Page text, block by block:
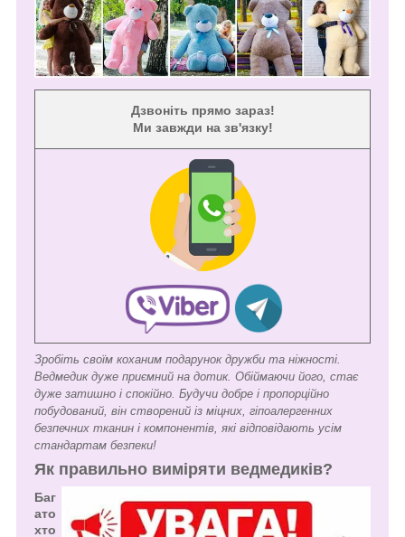
Дзвоніть прямо зараз!
Ми завжди на зв'язку!
Зробіть своїм коханим подарунок дружби та ніжності.
Ведмедик дуже приємний на дотик. Обіймаючи його, стає
дуже затишно і спокійно. Будучи добре і пропорційно
побудований, він створений із міцних, гіпоалергенних
безпечних тканин і компонентів, які відповідають усім
стандартам безпеки!
Як правильно виміряти ведмедиків?
Баг
ато
хто